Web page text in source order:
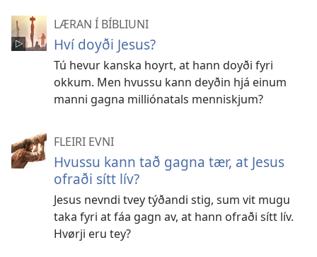
LÆRAN Í BÍBLIUNI
Hví doyði Jesus?
Tú hevur kanska hoyrt, at hann doyði fyri
okkum. Men hvussu kann deyðin hjá einum
manni gagna milliónatals menniskjum?
FLEIRI EVNI
Hvussu kann tað gagna tær, at Jesus
ofraði sítt lív?
Jesus nevndi tvey týðandi stig, sum vit mugu
taka fyri at fáa gagn av, at hann ofraði sítt lív.
Hvørji eru tey?